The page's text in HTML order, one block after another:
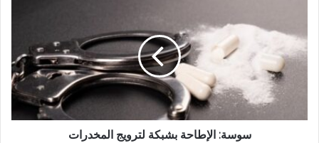
سوسة: الإطاحة بشبكة لترويج المخدرات